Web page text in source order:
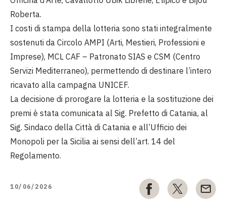
Roberta.
I costi di stampa della lotteria sono stati integralmente
sostenuti da Circolo AMPI (Arti, Mestieri, Professioni e
Imprese), MCL CAF – Patronato SIAS e CSM (Centro
Servizi Mediterraneo), permettendo di destinare l’intero
ricavato alla campagna UNICEF.
La decisione di prorogare la lotteria e la sostituzione dei
premi è stata comunicata al Sig. Prefetto di Catania, al
Sig. Sindaco della Città di Catania e all’Ufficio dei
Monopoli per la Sicilia ai sensi dell’art. 14 del
Regolamento.
10/06/2026